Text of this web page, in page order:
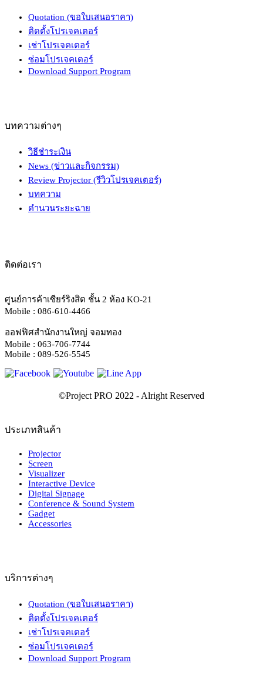
Quotation (ขอใบเสนอราคา)
ติดตั้งโปรเจคเตอร์
เช่าโปรเจคเตอร์
ซ่อมโปรเจคเตอร์
Download Support Program
บทความต่างๆ
วิธีชำระเงิน
News (ข่าวและกิจกรรม)
Review Projector (รีวิวโปรเจคเตอร์)
บทความ
คำนวนระยะฉาย
ติดต่อเรา
ศูนย์การค้าเซียร์ริงสิต ชั้น 2 ห้อง KO-21
Mobile : 086-610-4466
ออฟฟิศสำนักงานใหญ่ จอมทอง
Mobile : 063-706-7744
Mobile : 089-526-5545
ประเภทสินค้า
Projector
Screen
Visualizer
Interactive Device
Digital Signage
Conference & Sound System
Gadget
Accessories
บริการต่างๆ
Quotation (ขอใบเสนอราคา)
ติดตั้งโปรเจคเตอร์
เช่าโปรเจคเตอร์
ซ่อมโปรเจคเตอร์
Download Support Program